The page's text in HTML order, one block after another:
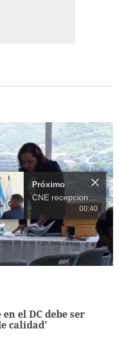
00:43
Nasry "Tito" Asfura llega al CNE a inscribir su movimiento
03:12
Marlon Ochoa denuncia que el nuevo edificio del CNE está inconcluso
el DC debe ser
calidad'